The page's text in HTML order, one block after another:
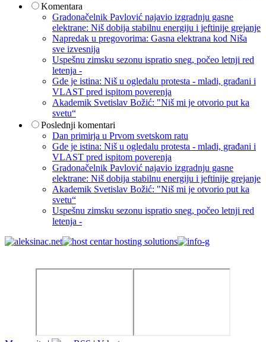
Komentara
Gradonačelnik Pavlović najavio izgradnju gasne
elektrane: Niš dobija stabilnu energiju i jeftinije grejanje
Napredak u pregovorima: Gasna elektrana kod Niša
sve izvesnija
Uspešnu zimsku sezonu ispratio sneg, počeo letnji red
letenja -
Gde je istina: Niš u ogledalu protesta - mladi, građani i
VLAST pred ispitom poverenja
Akademik Svetislav Božić: "Niš mi je otvorio put ka
svetu“
Poslednji komentari
Dan primirja u Prvom svetskom ratu
Gde je istina: Niš u ogledalu protesta - mladi, građani i
VLAST pred ispitom poverenja
Gradonačelnik Pavlović najavio izgradnju gasne
elektrane: Niš dobija stabilnu energiju i jeftinije grejanje
Akademik Svetislav Božić: "Niš mi je otvorio put ka
svetu“
Uspešnu zimsku sezonu ispratio sneg, počeo letnji red
letenja -